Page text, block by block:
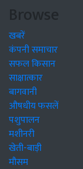
Browse
खबरें
कंपनी समाचार
सफल किसान
साक्षात्कार
बागवानी
औषधीय फसलें
पशुपालन
मशीनरी
खेती-बाड़ी
मौसम